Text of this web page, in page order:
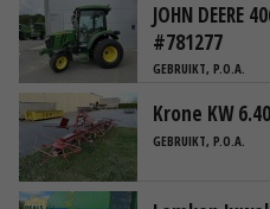
JOHN DEERE
#781277
GEBRUIKT, P.O.A.
Krone KW
GEBRUIKT, P.O.A.